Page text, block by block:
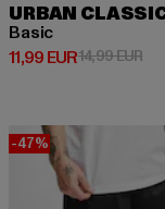
URBAN
Basic
11,99 EUR
Derzeitiger Preis:
14,99 EUR
-47%